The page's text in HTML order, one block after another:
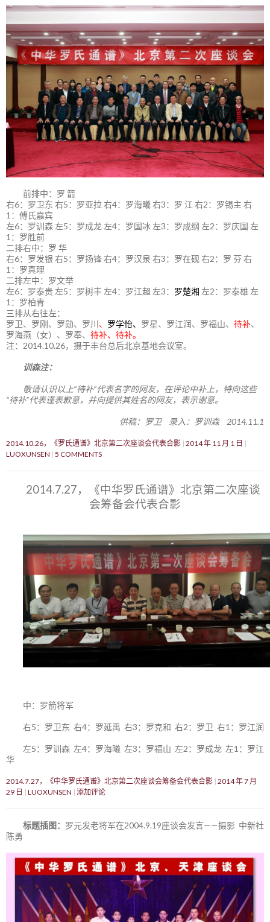
前排中：罗 箭
右6：罗卫东 右5：罗亚拉 右4：罗海曦 右3：罗 江 右2：罗锡主 右
1：傅氏嘉宾
左6：罗训森 左5：罗成龙 左4：罗国冰 左3：罗成纲 左2：罗庆国 左
1：罗胜前
二排右中：罗 华
右6：罗发银 右5：罗扬锋 右4：罗汉泉 右3：罗在砚 右2：罗 芬 右
1：罗真理
二排左中：罗文举
左6：罗泰贵 左5：罗树丰 左4：罗江超 左3： 罗楚湘 左2：罗泰雄 左
1：罗柏青
三排从右往左：
罗卫、罗刚、罗勋、罗川 、 罗学怡、 罗星、罗江润、罗福山、 待补、
罗海燕（女）、罗奉、 待补、待补。
注：2014.10.26，摄于丰台总后北京基地会议室。
训森注：
敬请认识以上“待补”代表名字的网友，在评论中补上，特向这些
“待补”代表谨表歉意，并向提供其姓名的网友，表示谢意。
供稿：罗卫 录入：罗训森 2014.11.1
2014.10.26，《罗氏通谱》北京第二次座谈会代表合影 2014 年 11 月 1 日
LUOXUNSEN 5 COMMENTS
2014.7.27，《中华罗氏通谱》北京第二次座谈
会筹备会代表合影
中：罗箭将军
右5：罗卫东 右4：罗延禹 右3：罗克和 右2：罗卫 右1：罗江润
左5：罗训森 左4：罗海曦 左3：罗福山 左2：罗成龙 左1：罗江
华
2014.7.27，《中华罗氏通谱》北京第二次座谈会筹备会代表合影 2014 年 7 月
29 日
LUOXUNSEN 添加评论
标题插图： 罗元发老将军在2004.9.19座谈会发言——摄影 中新社
陈勇